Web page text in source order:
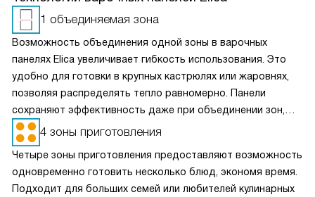
1 объединяемая зона
Возможность объединения одной зоны в варочных
панелях Elica увеличивает гибкость использования. Это
удобно для готовки в крупных кастрюлях или жаровнях,
позволяя распределять тепло равномерно. Панели
сохраняют эффективность даже при объединении зон,
обеспечивая мощное и стабильное нагревание. Это также
повышает комфорт и удобство при готовке, особенно для
сложных рецептов.
4 зоны приготовления
Четыре зоны приготовления предоставляют возможность
одновременно готовить несколько блюд, экономя время.
Подходит для больших семей или любителей кулинарных